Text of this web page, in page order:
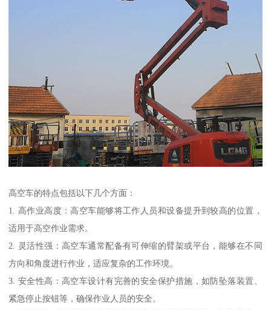
高空车的特点包括以下几个方面：
1. 高作业高度：高空车能够将工作人员和设备提升到较高的位置，
适用于高空作业需求。
2. 灵活性强：高空车通常配备有可伸缩的臂架或平台，能够在不同
方向和角度进行作业，适应复杂的工作环境。
3. 安全性高：高空车设计有完善的安全保护措施，如防坠落装置、
紧急停止按钮等，确保作业人员的安全。